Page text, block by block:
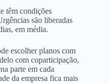
têm condições
são liberadas
em média.
escolher planos com
com coparticipação,
parte em cada
da empresa fica mais